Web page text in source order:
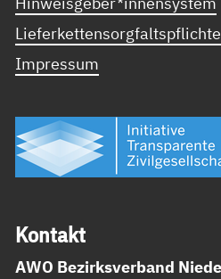
Impressum
Kon­takt
AWO Bezirksverband